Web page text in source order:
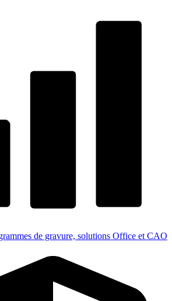
de gravure, solutions Office et CAO